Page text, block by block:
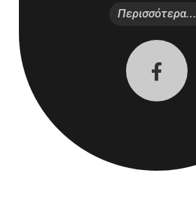
Περισσότερα...